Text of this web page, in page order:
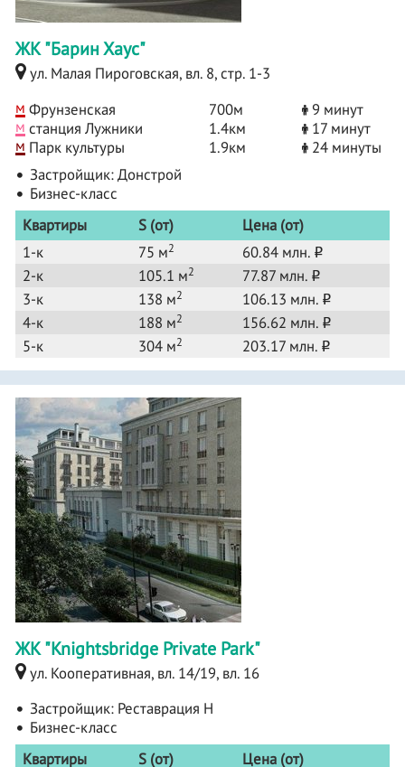
ЖК "Барин Хаус"
ул. Малая Пироговская, вл. 8, стр. 1-3
м Фрунзенская 700м
9 минут
м станция Лужники 1.4км
17 минут
м Парк культуры 1.9км
24 минуты
Застройщик:Донстрой
Бизнес-класс
Квартиры
S (от)
Цена (от)
1-к
75 м2 60.84 млн. o
2-к 105.1 м2 77.87 млн. o
3-к 138 м2 106.13 млн. o
4-к 188 м2 156.62 млн. o
5-к 304 м2 203.17 млн. o
ЖК "Knightsbridge Private Park"
ул. Кооперативная, вл. 14/19, вл. 16
Застройщик: Реставрация Н
Бизнес-класс
Квартиры
S (от) Цена (от)